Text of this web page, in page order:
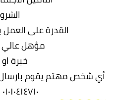
القدرة على العمل
مؤهل
خبرة
أي شخص مهتم يقوم بارسال
٠١٠١٠٤١٤٧١٠ واتساب